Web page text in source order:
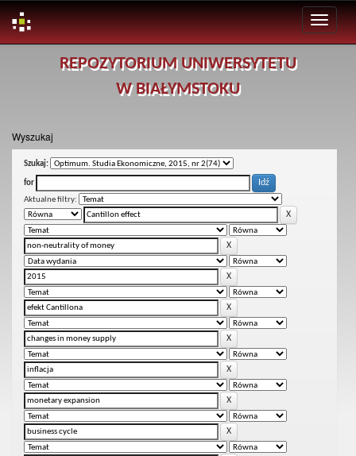
REPOZYTORIUM UNIWERSYTETU
W BIAŁYMSTOKU
Wyszukaj
Szukaj:
for
Aktualne filtry: